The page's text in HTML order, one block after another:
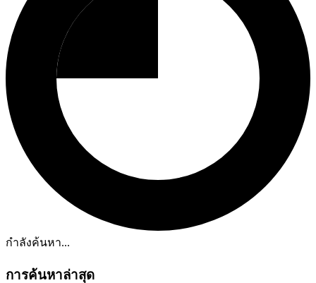
กำลังค้นหา...
การค้นหาล่าสุด